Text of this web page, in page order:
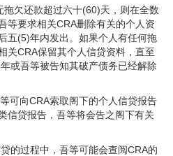
欠还款超过六十(60)天，则在全数
等要求相关CRA删除有关的个人资
五(5)年内发出。如果个人有任何拖
关CRA保留其个人信贷资料，直至
或吾等被告知其破产债务已经解除
可向CRA索取阁下的个人信贷报告
信贷报告，吾等将会告之阁下有关
的过程中，吾等可能会查阅CRA的